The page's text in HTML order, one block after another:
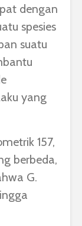
dengan
spesies
suatu
yang
157,
berbeda,
G.